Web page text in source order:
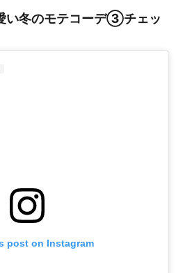
い冬のモテコーデ③チェッ
post on Instagram